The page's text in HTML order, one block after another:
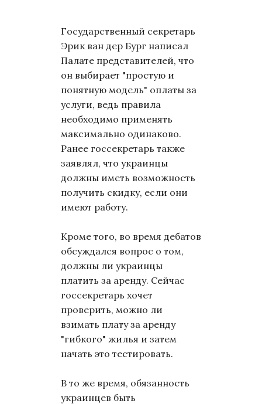
Государственный секретарь
Эрик ван дер Бург написал
Палате представителей, что
он выбирает "простую и
понятную модель" оплаты за
услуги, ведь правила
необходимо применять
максимально одинаково.
Ранее госсекретарь также
заявлял, что украинцы
должны иметь возможность
получить скидку, если они
имеют работу.
Кроме того, во время дебатов
обсуждался вопрос о том,
должны ли украинцы
платить за аренду. Сейчас
госсекретарь хочет
проверить, можно ли
взимать плату за аренду
"гибкого" жилья и затем
начать это тестировать.
В то же время, обязанность
украинцев быть